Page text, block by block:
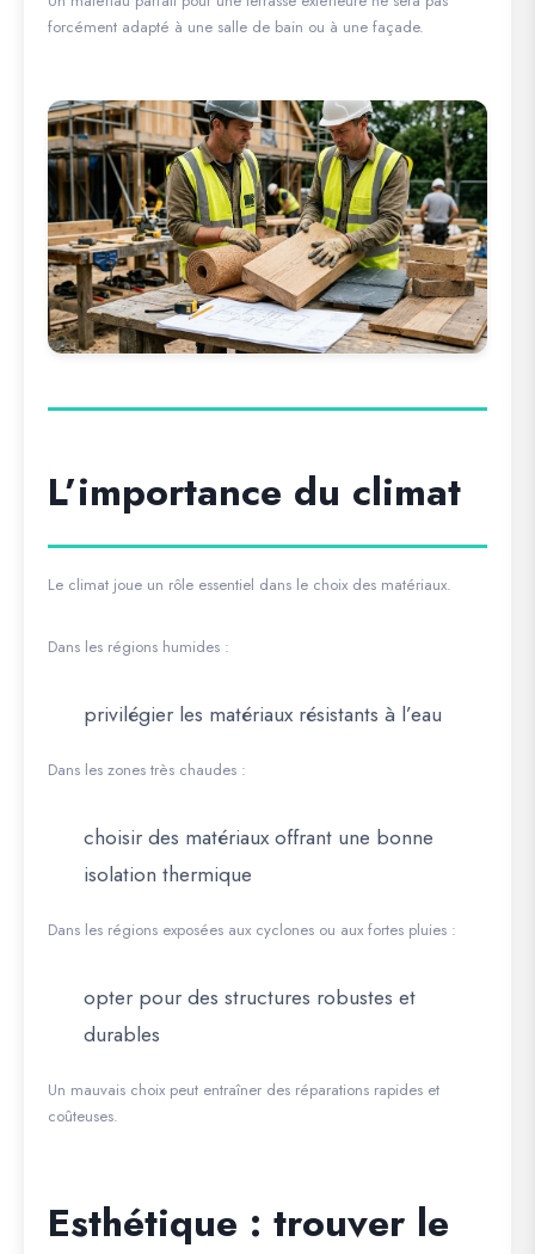
forcément adapté à une salle de bain ou à une façade.
L’importance du climat
Le climat joue un rôle essentiel dans le choix des matériaux.
Dans les régions humides :
privilégier les matériaux résistants à l’eau
Dans les zones très chaudes :
choisir des matériaux offrant une bonne
isolation thermique
Dans les régions exposées aux cyclones ou aux fortes pluies :
opter pour des structures robustes et
durables
Un mauvais choix peut entraîner des réparations rapides et
coûteuses.
Esthétique : trouver le